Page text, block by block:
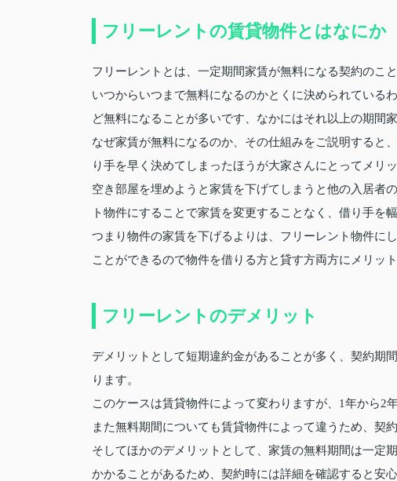
フリーレントの賃貸物件とはなにか
フリーレントとは、一定期間家賃が無料になる契約のこと
いつからいつまで無料になるのかとくに決められている
ど無料になることが多いです、なかにはそれ以上の期間
なぜ家賃が無料になるのか、その仕組みをご説明すると
り手を早く決めてしまったほうが大家さんにとってメリ
空き部屋を埋めようと家賃を下げてしまうと他の入居者
ト物件にすることで家賃を変更することなく、借り手を
つまり物件の家賃を下げるよりは、フリーレント物件に
ことができるので物件を借りる方と貸す方両方にメリット
フリーレントのデメリット
デメリットとして短期違約金があることが多く、契約期
ります。
このケースは賃貸物件によって変わりますが、1年から2
また無料期間についても賃貸物件によって違うため、契
そしてほかのデメリットとして、家賃の無料期間は一定
かかることがあるため、契約時には詳細を確認すると安心